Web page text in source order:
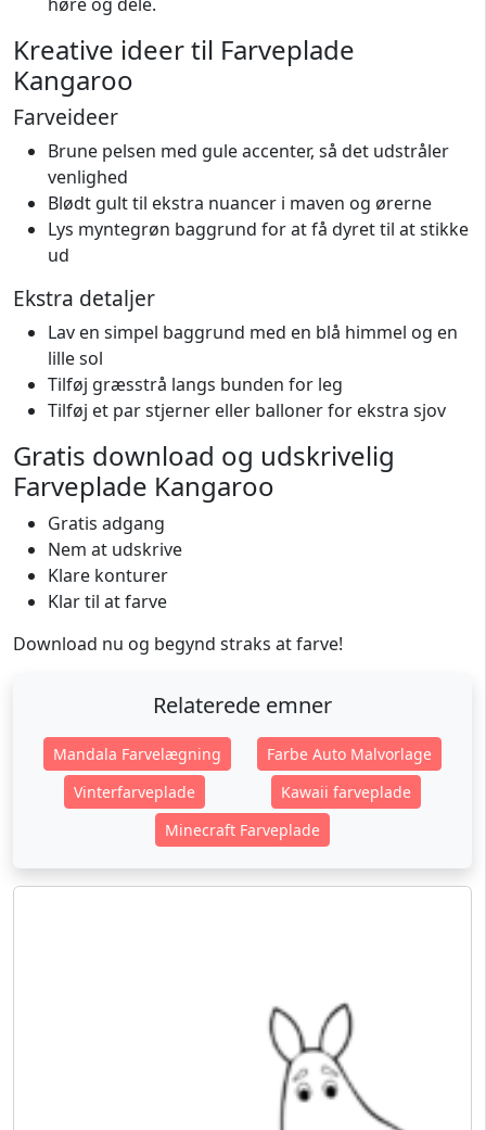
Kreative ideer til Farveplade
Kangaroo
Farveideer
Brune pelsen med gule accenter, så det udstråler
venlighed
Blødt gult til ekstra nuancer i maven og ørerne
Lys myntegrøn baggrund for at få dyret til at stikke
ud
Ekstra detaljer
Lav en simpel baggrund med en blå himmel og en
lille sol
Tilføj græsstrå langs bunden for leg
Tilføj et par stjerner eller balloner for ekstra sjov
Gratis download og udskrivelig
Farveplade Kangaroo
Gratis adgang
Nem at udskrive
Klare konturer
Klar til at farve
Download nu og begynd straks at farve!
Relaterede emner
Mandala Farvelægning
Farbe Auto Malvorlage
Vinterfarveplade
Kawaii farveplade
Minecraft Farveplade